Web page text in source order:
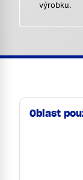
výrobku.
Oblast